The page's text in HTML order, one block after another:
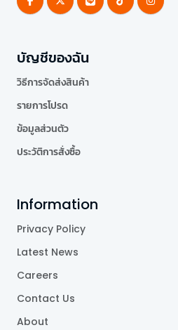
บัญชีของฉัน
วิธีการจัดส่งสินค้า
รายการโปรด
ข้อมูลส่วนตัว
ประวัติการสั่งซื้อ
Information
Privacy Policy
Latest News
Careers
Contact Us
About